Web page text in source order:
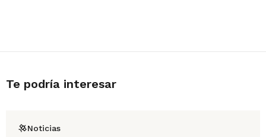
Te podría interesar
Noticias